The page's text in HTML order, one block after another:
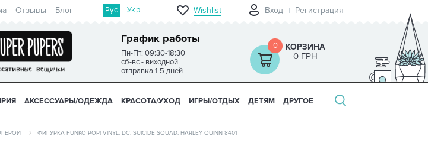
Отзывы Блог Рус Укр Wishlist Вход Регистрация
График работы
Пн-Пт: 09:30-18:30
сб-вс - виходной
отправка 1-5 дней
0 КОРЗИНА
0 ГРН
АКСЕССУАРЫ/ОДЕЖДА КРАСОТА/УХОД ИГРЫ/ОТДЫХ ДЕТЯМ ДРУГОЕ
ФИГУРКА FUNKO POP! VINYL. DC. SUICIDE SQUAD: HARLEY QUINN 8401